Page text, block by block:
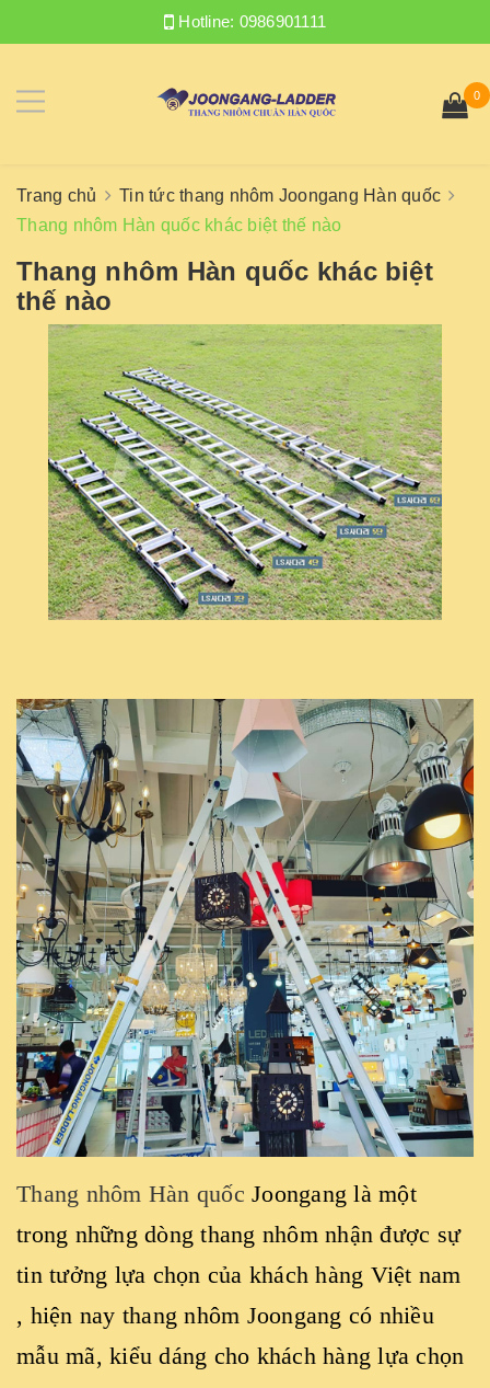
Hotline: 0986901111
0
Trang chủ
Tin tức thang nhôm Joongang Hàn quốc
Thang nhôm Hàn quốc khác biệt thế nào
Thang nhôm Hàn quốc khác biệt
thế nào
Thang nhôm Hàn quốc Joongang là một
trong những dòng thang nhôm nhận được sự
tin tưởng lựa chọn của khách hàng Việt nam
, hiện nay thang nhôm Joongang có nhiều
mẫu mã, kiểu dáng cho khách hàng lựa chọn